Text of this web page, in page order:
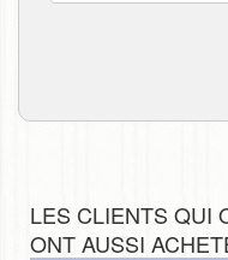
LES CLIENTS QUI
ONT AUSSI